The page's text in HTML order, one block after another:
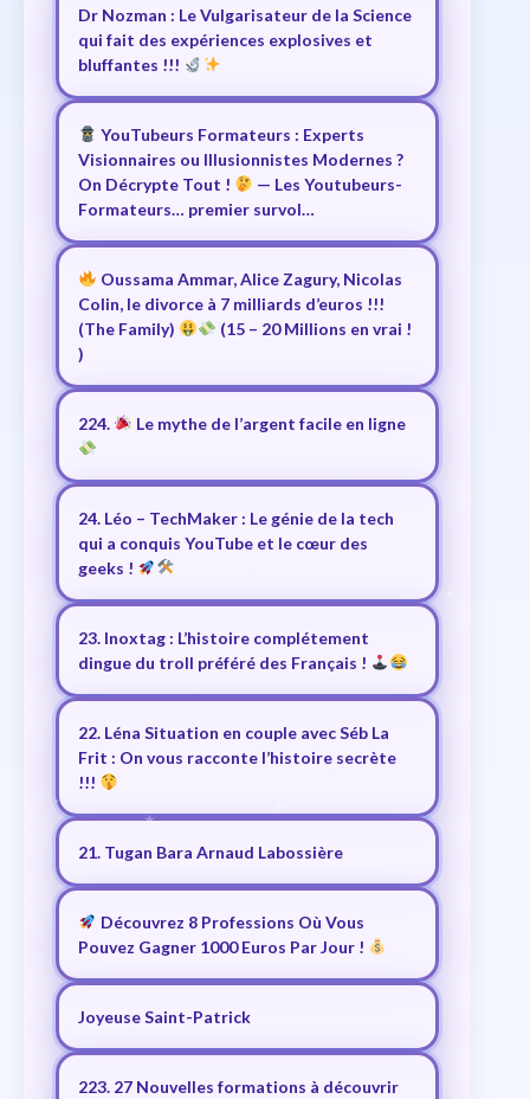
Dr Nozman : Le Vulgarisateur de la Science
qui fait des expériences explosives et
bluffantes !!!
YouTubeurs Formateurs : Experts
Visionnaires ou Illusionnistes Modernes ?
On Décrypte Tout !
— Les Youtubeurs-
Formateurs… premier survol…
Oussama Ammar, Alice Zagury, Nicolas
Colin, le divorce à 7 milliards d’euros !!!
(The Family)
(15 – 20 Millions en vrai !
)
224. Le mythe de l’argent facile en ligne
24. Léo – TechMaker : Le génie de la tech
qui a conquis YouTube et le cœur des
geeks !
23. Inoxtag : L’histoire complétement
dingue du troll préféré des Français !
22. Léna Situation en couple avec Séb La
Frit : On vous racconte l’histoire secrète
!!!
21. Tugan Bara Arnaud Labossière
Découvrez 8 Professions Où Vous
Pouvez Gagner 1000 Euros Par Jour !
Joyeuse Saint-Patrick
223. 27 Nouvelles formations à découvrir